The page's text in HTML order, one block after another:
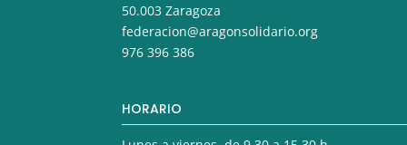
50.003 Zaragoza
federacion@aragonsolidario.org
976 396 386
HORARIO